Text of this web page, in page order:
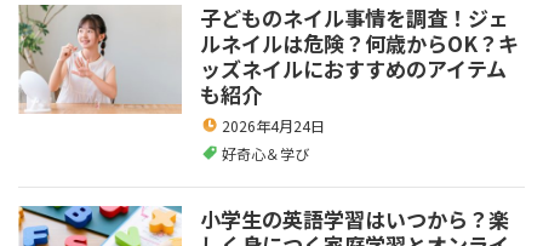
子どものネイル事情を調査！ジェ
ルネイルは危険？何歳からOK？キ
ッズネイルにおすすめのアイテム
も紹介
2026年4月24日
好奇心＆学び
小学生の英語学習はいつから？楽